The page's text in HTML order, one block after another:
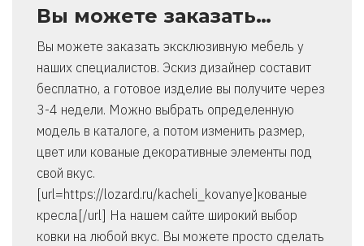
Вы можете заказать…
Вы можете заказать эксклюзивную мебель у
наших специалистов. Эскиз дизайнер составит
бесплатно, а готовое изделие вы получите через
3-4 недели. Можно выбрать определенную
модель в каталоге, а потом изменить размер,
цвет или кованые декоративные элементы под
свой вкус.
[url=https://lozard.ru/kacheli_kovanye]кованые
кресла[/url] На нашем сайте широкий выбор
ковки на любой вкус. Вы можете просто сделать